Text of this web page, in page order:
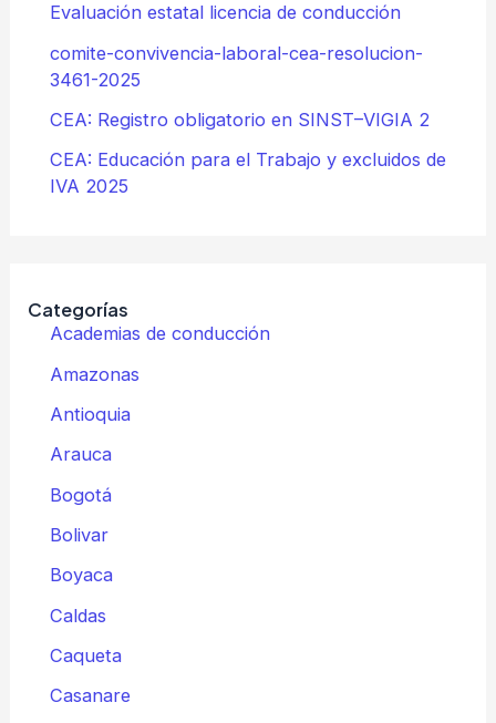
Evaluación estatal licencia de conducción
comite-convivencia-laboral-cea-resolucion-
3461-2025
CEA: Registro obligatorio en SINST–VIGIA 2
CEA: Educación para el Trabajo y excluidos de
IVA 2025
Categorías
Academias de conducción
Amazonas
Antioquia
Arauca
Bogotá
Bolivar
Boyaca
Caldas
Caqueta
Casanare